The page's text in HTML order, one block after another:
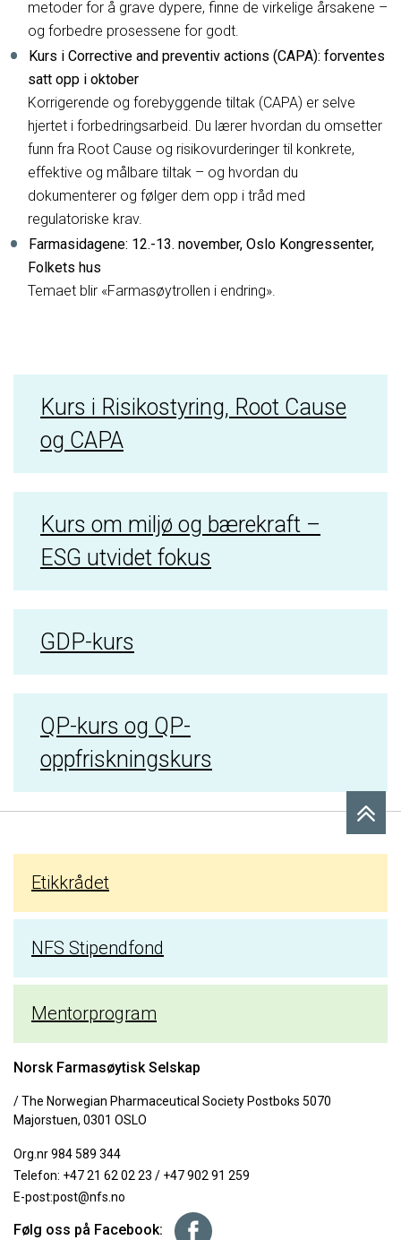
metoder for å grave dypere, finne de virkelige årsakene –
og forbedre prosessene for godt.
Kurs i Corrective and preventiv actions (CAPA): forventes
satt opp i oktober
Korrigerende og forebyggende tiltak (CAPA) er selve
hjertet i forbedringsarbeid. Du lærer hvordan du omsetter
funn fra Root Cause og risikovurderinger til konkrete,
effektive og målbare tiltak – og hvordan du
dokumenterer og følger dem opp i tråd med
regulatoriske krav.
Farmasidagene: 12.-13. november, Oslo Kongressenter,
Folkets hus
Temaet blir «Farmasøytrollen i endring».
Kurs i Risikostyring, Root Cause
og CAPA
Kurs om miljø og bærekraft –
ESG utvidet fokus
GDP-kurs
QP-kurs og QP-
oppfriskningskurs
Etikkrådet
NFS Stipendfond
Mentorprogram
Norsk Farmasøytisk Selskap
/ The Norwegian Pharmaceutical Society Postboks 5070
Majorstuen, 0301 OSLO
Org.nr 984 589 344
Telefon: +47 21 62 02 23 / +47 902 91 259
E-post:post@nfs.no
Følg oss på Facebook: